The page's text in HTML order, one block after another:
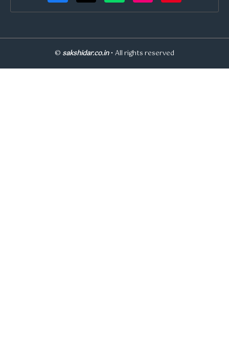
© sakshidar.co.in• All rights reserved